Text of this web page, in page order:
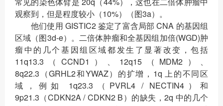
观察到，但是程度较小（10%）（图3a）。
他们使用 GISTIC2 鉴定了富含局部 CNA 的基因组
区域（图3d-e）。二倍体肿瘤和全基因组加倍(WGD)肿
瘤中的几个基因组区域都发生了显著改变，包括
11q13.3（CCND1）、12q15（MDM2）、
8q22.3（GRHL2和YWAZ）的扩增，1q 上的不同区
域，例如 1q23.3（PVRL4 / NECTIN4）和
9p21.3（CDKN2A / CDKN2 B）的缺失，2q 中的几个